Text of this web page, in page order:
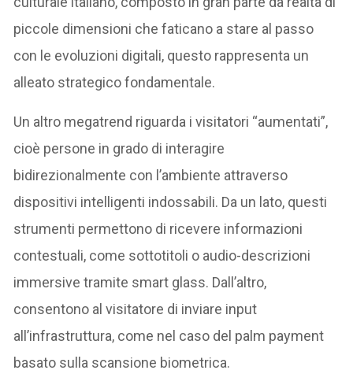
piccole dimensioni che faticano a stare al passo
con le evoluzioni digitali, questo rappresenta un
alleato strategico fondamentale.
Un altro megatrend riguarda i visitatori “aumentati”,
cioè persone in grado di interagire
bidirezionalmente con l’ambiente attraverso
dispositivi intelligenti indossabili. Da un lato, questi
strumenti permettono di ricevere informazioni
contestuali, come sottotitoli o audio-descrizioni
immersive tramite smart glass. Dall’altro,
consentono al visitatore di inviare input
all’infrastruttura, come nel caso del palm payment
basato sulla scansione biometrica.